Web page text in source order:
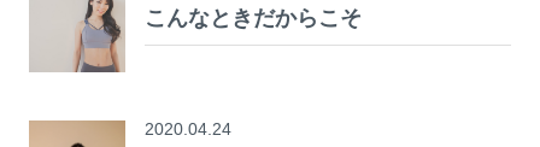
こんなときだからこそ
2020.04.24